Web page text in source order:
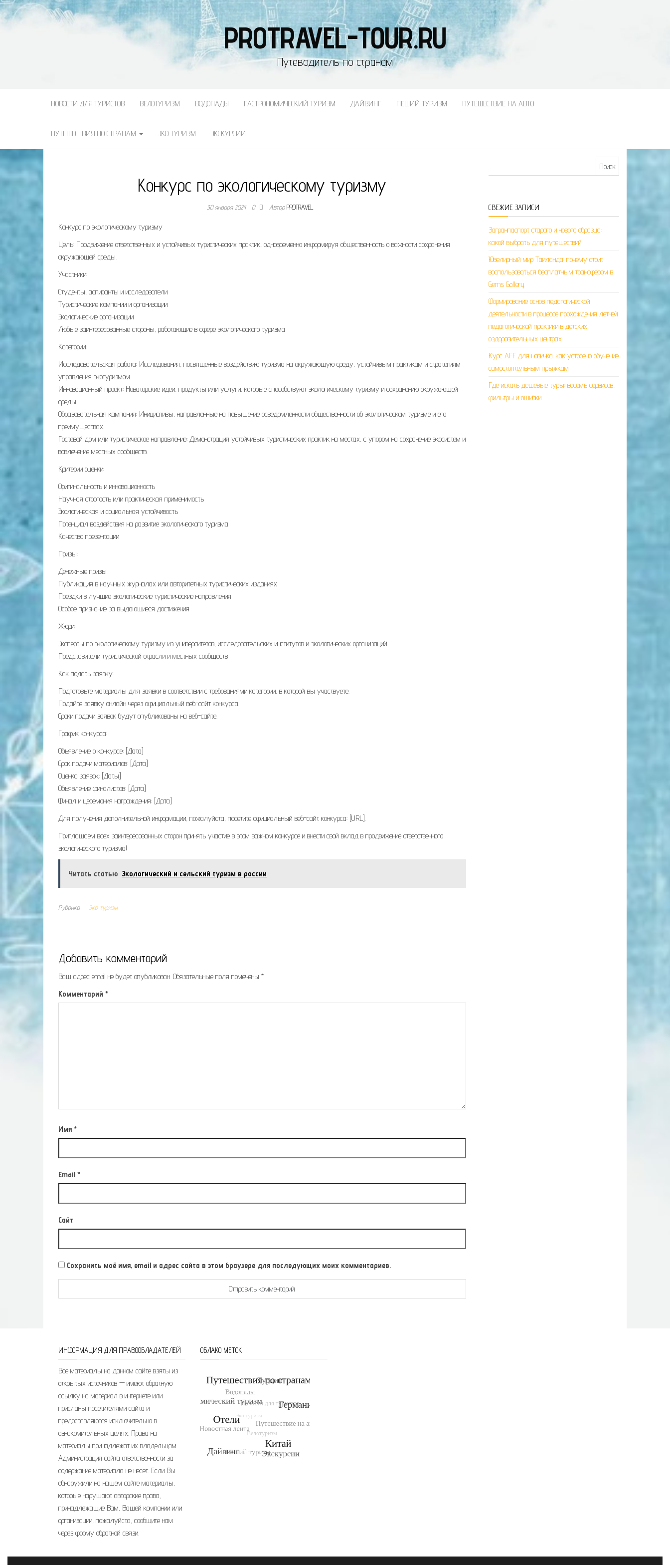
PROTRAVEL-TOUR.RU
Путеводитель по странам
НОВОСТИ ДЛЯ ТУРИСТОВ ВЕЛОТУРИЗМ ВОДОПАДЫ ГАСТРОНОМИЧЕСКИЙ ТУРИЗМ ДАЙВИНГ ПЕШИЙ ТУРИЗМ ПУТЕШЕСТВИЕ НА АВТО
ПУТЕШЕСТВИЯ ПО СТРАНАМ ЭКО ТУРИЗМ ЭКСКУРСИИ
Конкурс по экологическому туризму
30 января 2024 0 АвторPROTRAVEL
Конкурс по экологическому туризму
Цель: Продвижение ответственных и устойчивых туристических практик, одновременно информируя общественность о важности сохранения
окружающей среды.
Участники:
Студенты, аспиранты и исследователи
Туристические компании и организации
Экологические организации
Любые заинтересованные стороны, работающие в сфере экологического туризма
Категории:
Исследовательская работа: Исследования, посвященные воздействию туризма на окружающую среду, устойчивым практикам и стратегиям
управления экотуризмом.
Инновационный проект: Новаторские идеи, продукты или услуги, которые способствуют экологическому туризму и сохранению окружающей
среды.
Образовательная кампания: Инициативы, направленные на повышение осведомленности общественности об экологическом туризме и его
преимуществах.
Гостевой дом или туристическое направление: Демонстрация устойчивых туристических практик на местах, с упором на сохранение экосистем и
вовлечение местных сообществ.
Критерии оценки:
Оригинальность и инновационность
Научная строгость или практическая применимость
Экологическая и социальная устойчивость
Потенциал воздействия на развитие экологического туризма
Качество презентации
Призы:
Денежные призы
Публикация в научных журналах или авторитетных туристических изданиях
Поездки в лучшие экологические туристические направления
Особое признание за выдающиеся достижения
Жюри:
Эксперты по экологическому туризму из университетов, исследовательских институтов и экологических организаций
Представители туристической отрасли и местных сообществ
Как подать заявку:
Подготовьте материалы для заявки в соответствии с требованиями категории, в которой вы участвуете.
Подайте заявку онлайн через официальный веб-сайт конкурса.
Сроки подачи заявок будут опубликованы на веб-сайте.
График конкурса:
Объявление о конкурсе: [Дата]
Срок подачи материалов: [Дата]
Оценка заявок: [Даты]
Объявление финалистов: [Дата]
Финал и церемония награждения: [Дата]
Для получения дополнительной информации, пожалуйста, посетите официальный веб-сайт конкурса: [URL].
Приглашаем всех заинтересованных сторон принять участие в этом важном конкурсе и внести свой вклад в продвижение ответственного
экологического туризма!
Читать статью Экологический и сельский туризм в россии
Рубрика Эко туризм
Добавить комментарий
Ваш адрес email не будет опубликован. Обязательные поля помечены *
Комментарий *
Имя *
Email *
Сайт
Сохранить моё имя, email и адрес сайта в этом браузере для последующих моих комментариев.
СВЕЖИЕ ЗАПИСИ
Загранпаспорт старого и нового образца:
какой выбрать для путешествий
Ювелирный мир Таиланда: почему стоит
воспользоваться бесплатным трансфером в
Gems Gallery
Формирование основ педагогической
деятельности в процессе прохождения летней
педагогической практики в детских
оздоровительных центрах
Курс AFF для новичка: как устроено обучение
самостоятельным прыжкам
Где искать дешёвые туры: восемь сервисов,
фильтры и ошибки
ИНФОРМАЦИЯ ДЛЯ ПРАВООБЛАДАТЕЛЕЙ
Все материалы на данном сайте взяты из
открытых источников — имеют обратную
ссылку на материал в интернете или
присланы посетителями сайта и
предоставляются исключительно в
ознакомительных целях. Права на
материалы принадлежат их владельцам.
Администрация сайта ответственности за
содержание материала не несет. Если Вы
обнаружили на нашем сайте материалы,
которые нарушают авторские права,
принадлежащие Вам, Вашей компании или
организации, пожалуйста, сообщите нам
через форму обратной связи.
ОБЛАКО МЕТОК